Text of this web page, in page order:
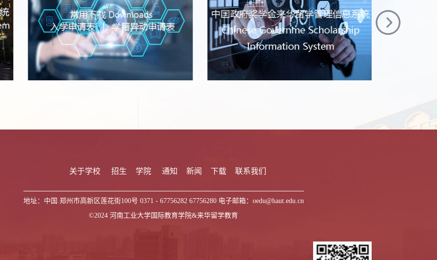
关于学校 招生 学院 通知 新闻 下载 联系我们
地址：中国.郑州市高新区莲花街100号 0371 - 67756282 67756280 电子邮箱：oedu@haut.edu.cn
©2024 河南工业大学国际教育学院&来华留学教育